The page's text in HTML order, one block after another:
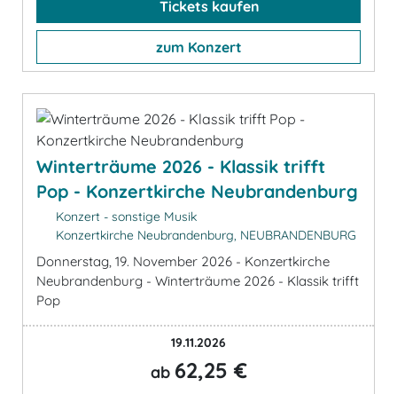
Tickets kaufen
zum Konzert
Winterträume 2026 - Klassik trifft
Pop - Konzertkirche Neubrandenburg
Konzert - sonstige Musik
Konzertkirche Neubrandenburg, NEUBRANDENBURG
Donnerstag, 19. November 2026 - Konzertkirche
Neubrandenburg - Winterträume 2026 - Klassik trifft
Pop
19.11.2026
ab 62,25 €